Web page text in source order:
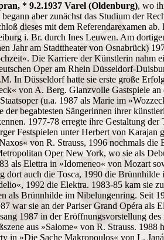
* 9.2.1937 Varel (Oldenburg), wo
aber zunächst das Studium der
dieses mit dem Referendarexamen
i. Br. durch Ines Leuwen. Am
Jahr am Stadttheater von Osnabrück)
Die Karriere der Künstlerin nahm
Oper am Rhein Düsseldorf-
In Düsseldorf hatte sie erste große
von A. Berg. Glanzvolle Gastspiele
(u.a. 1987 als Marie im
begabtesten Sängerinnen ihrer
1977-78 erregte ihre Gestaltung
Festspielen unter Herbert von Karajan
von R. Strauss, 1996 nochmals die
Oper New York, wo sie als
als Elettra in »Idomeneo« von Mozart
dort auch die Tosca, 1990 die
1992 die Elektra. 1983-85 kam sie
als Brünnhilde im Nibelungenring. Seit
war sie an der Pariser Grand Opéra als
1987 in der Eröffnungsvorstellung des
aus »Salome« von R. Strauss. 1988
in »Die Sache Makropoulos« von L.